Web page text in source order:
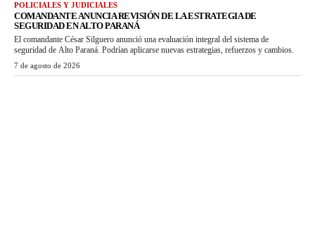
POLICIALES Y JUDICIALES
COMANDANTE ANUNCIA REVISIÓN DE LA ESTRATEGIA DE
SEGURIDAD EN ALTO PARANÁ
El comandante César Silguero anunció una evaluación integral del sistema de
seguridad de Alto Paraná. Podrían aplicarse nuevas estrategias, refuerzos y cambios.
7 de agosto de 2026